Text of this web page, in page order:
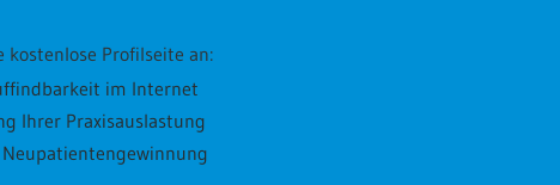
kostenlose Profilseite an:
im Internet
Ihrer Praxisauslastung